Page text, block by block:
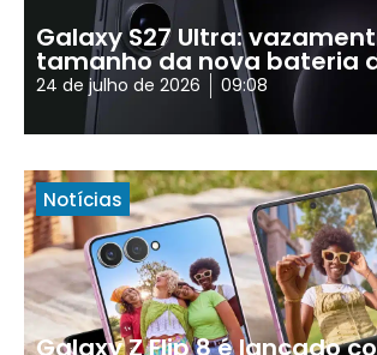
Galaxy S27 Ultra:
tamanho da nova bateria
24 de julho de 2026 09:08
Notícias